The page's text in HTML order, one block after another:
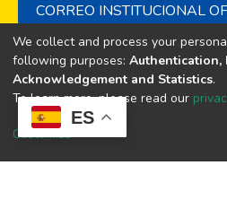
ES
CORREO INSTITUCIONAL
Copyright ©
de la
We collect and process your
following purposes: Authentication,
Acknowledgement and Statistics.
To learn more, please read our
Customize